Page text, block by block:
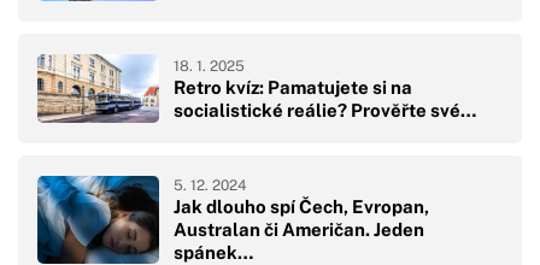
Retro kvíz: Pamatujete si na
socialistické reálie? Prověřte své…
18. 1. 2025
Jak dlouho spí Čech, Evropan,
Australan či Američan. Jeden
spánek…
5. 12. 2024